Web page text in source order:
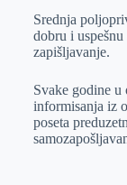
e
r
I
n
s
A
p
a
i
Srednja
dobru i
zapišljavanje.
Svake godine
informisanja iz
poseta